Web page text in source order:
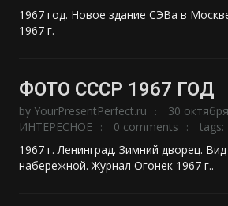
1967 год. Новое здание СЭВа в
1967 г.
ФОТО СССР 1967 ГОД
by YourPresentPerfect.ru 30
ИНТЕРЕСНОЕ
0 comments tags:
1967 г. Ленинград. Зимний дворец.
набережной. Журнал Огонек 1967 г..